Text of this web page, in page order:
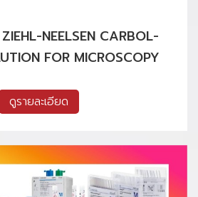
NEELSEN CARBOL-
FOR MICROSCOPY
ดูรายละเอียด